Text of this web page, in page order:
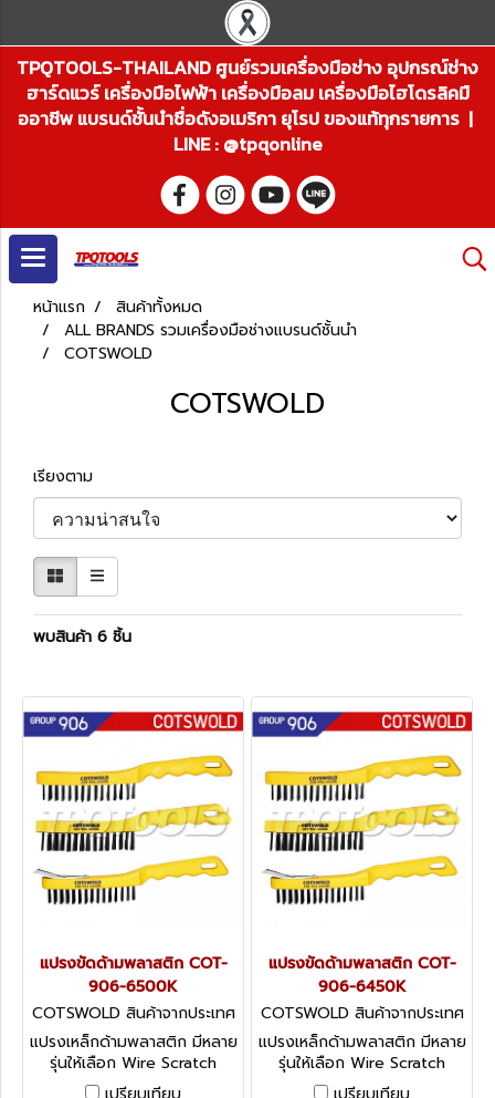
TPQTOOLS-THAILAND ศูนย์รวมเครื่องมือช่าง อุปกรณ์ช่าง
ฮาร์ดแวร์ เครื่องมือไฟฟ้า เครื่องมือลม เครื่องมือไฮโดรลิคมื
ออาชีพ แบรนด์ชั้นนำชื่อดังอเมริกา ยุโรป ของแท้ทุกรายการ |
LINE : @tpqonline
หน้าแรก
สินค้าทั้งหมด
ALL BRANDS รวมเครื่องมือช่างแบรนด์ชั้นนำ
COTSWOLD
COTSWOLD
เรียงตาม
พบสินค้า 6 ชิ้น
แปรงขัดด้ามพลาสติก COT-
906-6500K
COTSWOLD สินค้าจากประเทศ
อังกฤษ COT-906-6500K
แปรงเหล็กด้ามพลาสติก มีหลาย
รุ่นให้เลือก Wire Scratch
Brushes
แปรงขัดด้ามพลาสติก COT-
906-6450K
COTSWOLD สินค้าจากประเทศ
อังกฤษ COT-906-6450K
แปรงเหล็กด้ามพลาสติก มีหลาย
รุ่นให้เลือก Wire Scratch
Brushes